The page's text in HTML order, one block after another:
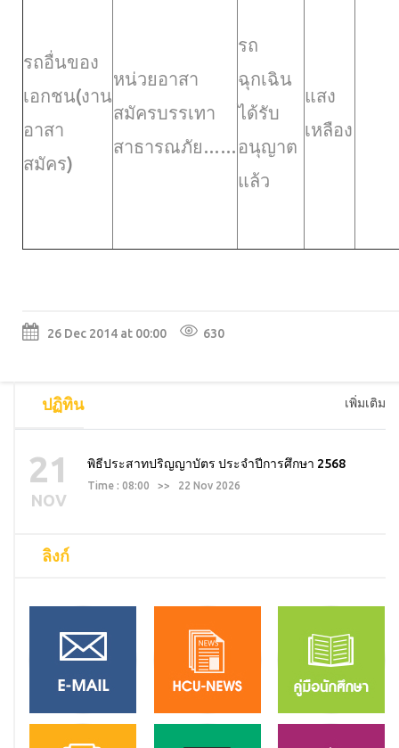
รถอื่นของ
เอกชน(งาน
อาสา
สมัคร)
หน่วยอาสา
สมัครบรรเทา
สาธารณภัย……
รถ
ฉุกเฉิน
ได้รับ
อนุญาต
แล้ว
แสง
เหลือง
26 Dec 2014 at 00:00 630
ปฏิทิน เพิ่มเติม
21
NOV
พิธีประสาทปริญญาบัตร ประจำปีการศึกษา 2568
Time : 08:00 >> 22 Nov 2026
ลิงก์